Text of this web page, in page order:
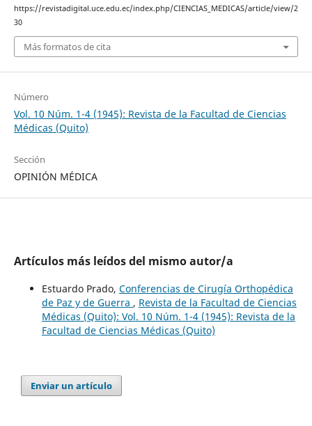
https://revistadigital.uce.edu.ec/index.php/CIENCIAS_MEDICAS/article/view/2
30
Más formatos de cita
Número
Vol. 10 Núm. 1-4 (1945): Revista de la Facultad de Ciencias
Médicas (Quito)
Sección
OPINIÓN MÉDICA
Artículos más leídos del mismo autor/a
Estuardo Prado, Conferencias de Cirugía Orthopédica
de Paz y de Guerra , Revista de la Facultad de Ciencias
Médicas (Quito): Vol. 10 Núm. 1-4 (1945): Revista de la
Facultad de Ciencias Médicas (Quito)
Enviar un artículo